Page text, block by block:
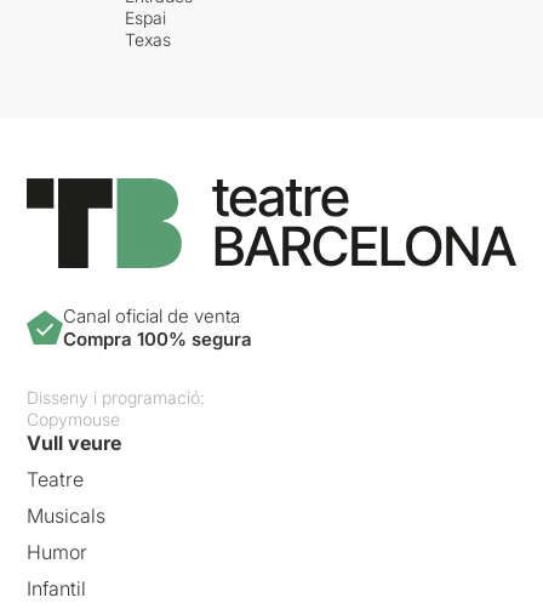
Espai
Texas
Canal oficial de venta
Compra 100% segura
Disseny i programació:
Copymouse
Vull veure
Teatre
Musicals
Humor
Infantil